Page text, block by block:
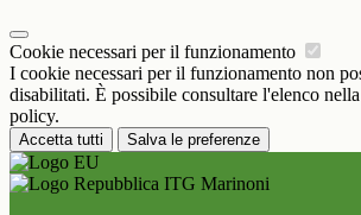
Cookie necessari per il funzionamento
I cookie necessari per il funzionamento non
disabilitati. È possibile consultare l'elenco
policy.
Accetta tutti Salva le preferenze
ITG Marinoni